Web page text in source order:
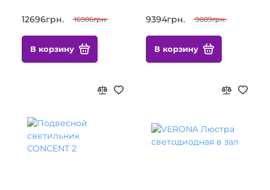
12696грн. 16986грн.
В корзину
9394грн. 9889грн.
В корзину